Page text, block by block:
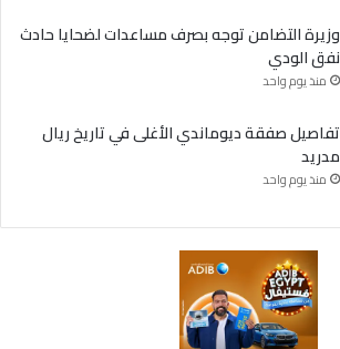
وزيرة التضامن توجه بصرف مساعدات لضحايا حادث
نفق الودي
منذ يوم واحد
تفاصيل صفقة ديوماندي الأغلى في تاريخ ريال
مدريد
منذ يوم واحد